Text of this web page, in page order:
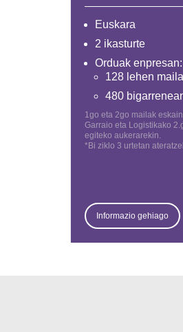
Euskara
2 ikasturte
Orduak enpresan:
128 lehen
480
1go eta 2go mailak
Garraio eta Logistikako
egiteko aukerarekin.
*Bi ziklo 3 urtetan
Informazio gehiago